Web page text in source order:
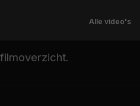
Alle video's